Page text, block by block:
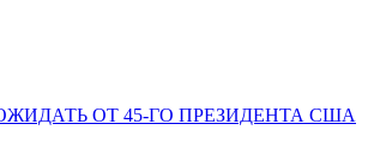
ОТ 45-ГО ПРЕЗИДЕНТА США